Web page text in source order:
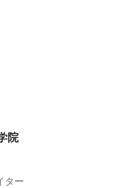
院
ター